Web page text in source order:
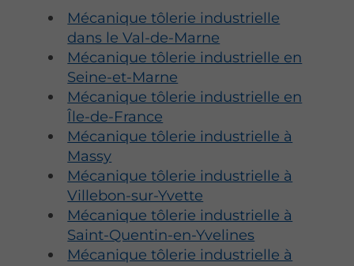
lors de sa mise en œuvre.
Mécanique tôlerie industrielle
dans le Val-de-Marne
Mécanique tôlerie industrielle en
Seine-et-Marne
Mécanique tôlerie industrielle en
Île-de-France
Mécanique tôlerie industrielle à
Massy
Mécanique tôlerie industrielle à
Villebon-sur-Yvette
Mécanique tôlerie industrielle à
Saint-Quentin-en-Yvelines
Mécanique tôlerie industrielle à